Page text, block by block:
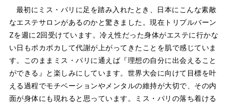
最初にミス・パリに足を踏み入れたとき、日本にこんな素敵
なエステサロンがあるのかと驚きました。現在トリプルバーン
Zを週に2回受けています。冷え性だった身体がエステに行かな
い日もポカポカして代謝が上がってきたことを肌で感じていま
す。このままミス・パリに通えば『理想の自分に出会えること
ができる』と楽しみにしています。世界大会に向けて目標を叶
える過程でモチベーションやメンタルの維持が大切で、その内
面が身体にも現れると思っています。ミス・パリの落ち着ける